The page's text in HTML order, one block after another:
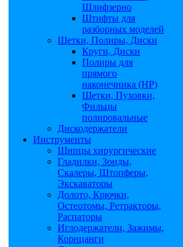
Шлифзерно
Штифты для
разборных моделей
Щетки, Полиры, Диски
Круги, Диски
Полиры для
прямого
наконечника (НР)
Щетки, Пуховки,
Фильцы
полировальные
Дискодержатели
Инструменты
Щипцы хирургические
Гладилки, Зонды,
Скалеры, Штопферы,
Экскаваторы
Долото, Крючки,
Остеотомы, Ретракторы,
Распаторы
Иглодержатели, Зажимы,
Корнцанги